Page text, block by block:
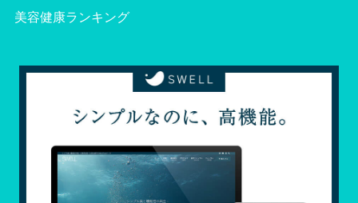
美容健康ランキング